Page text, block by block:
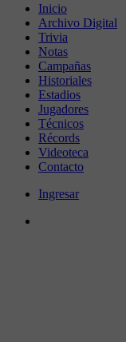
Inicio
Archivo Digital
Trivia
Notas
Campañas
Historiales
Estadios
Jugadores
Técnicos
Récords
Videoteca
Contacto
Ingresar